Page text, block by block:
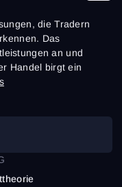
die Tradern
Das
an und
Handel birgt ein